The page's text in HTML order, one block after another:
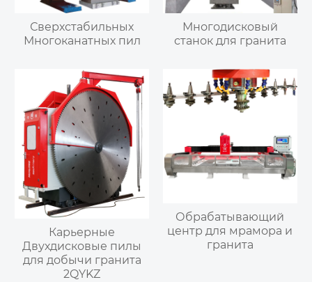
Сверхстабильных
Многоканатных пил
Многодисковый
станок для гранита
Карьерные
Двухдисковые пилы
для добычи гранита
2QYKZ
Обрабатывающий
центр для мрамора и
гранита